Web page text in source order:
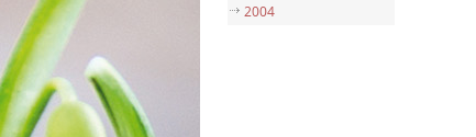
2004